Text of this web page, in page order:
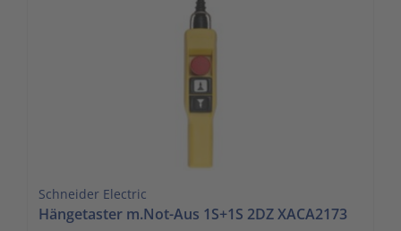
Schneider Electric
Hängetaster m.Not-Aus 1S+1S 2DZ XACA2173